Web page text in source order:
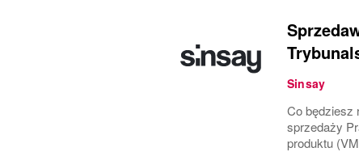
Sinsay
Co będziesz
sprzedaży
produktu